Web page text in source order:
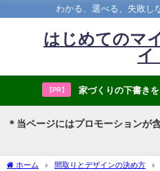
わかる、選べる、失敗し
はじめてのマ
イ
【PR】 家づくりの下書き
＊当ページにはプロモーションが
ホーム 間取りとデザインの決め方